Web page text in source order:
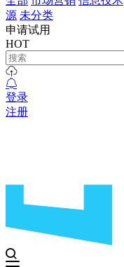
源 未分类
申请试用
HOT
登录
注册